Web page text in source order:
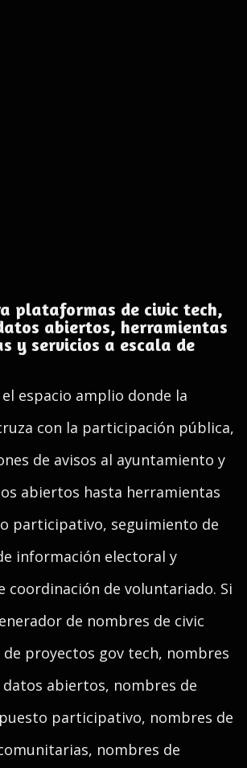
plataformas de civic tech,
abiertos, herramientas
y servicios a escala de
espacio amplio donde la
con la participación pública,
de avisos al ayuntamiento y
abiertos hasta herramientas
participativo, seguimiento de
información electoral y
coordinación de voluntariado. Si
de nombres de civic
proyectos gov tech, nombres
abiertos, nombres de
participativo, nombres de
nombres de